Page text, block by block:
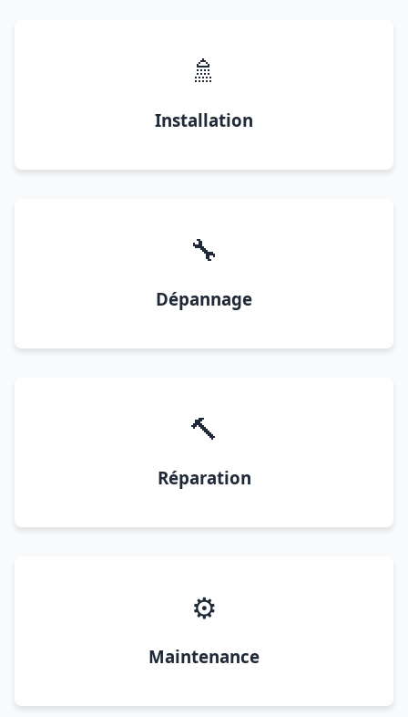
🚿
Installation
🔧
Dépannage
🔨
Réparation
⚙️
Maintenance